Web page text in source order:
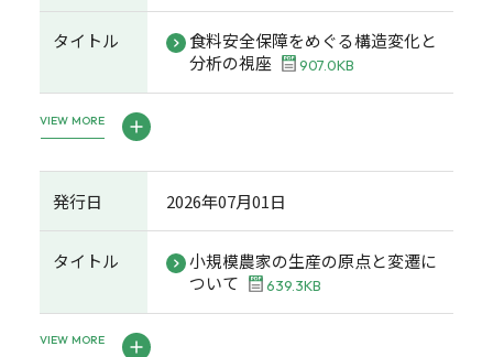
タイトル
食料安全保障をめぐる構造変化と
分析の視座
907.0KB
VIEW MORE
発行日 2026年07月01日
タイトル
小規模農家の生産の原点と変遷に
ついて
639.3KB
VIEW MORE